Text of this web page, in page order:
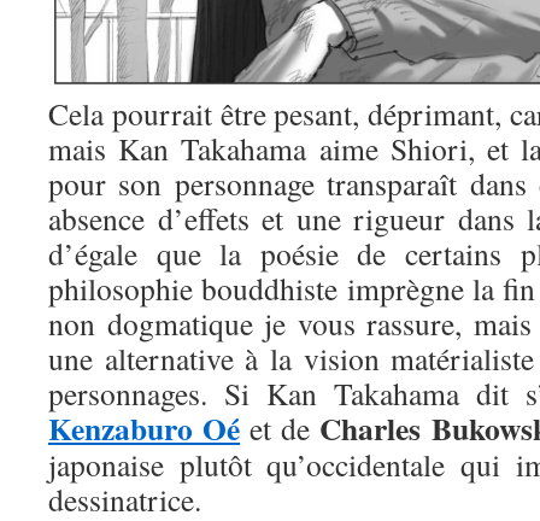
Cela pourrait être pesant, déprimant,
mais Kan Takahama aime Shiori, et
pour son personnage transparaît dans
absence d’effets et une rigueur dans
d’égale que la poésie de certains
philosophie bouddhiste imprègne la
non dogmatique je vous rassure,
une alternative à la vision
personnages. Si Kan Takahama dit
Kenzaburo Oé et de Charles
japonaise plutôt qu’occidentale qui
dessinatrice.